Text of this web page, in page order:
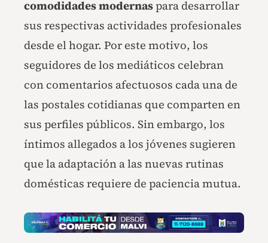
comodidades modernaspara desarrollar
sus respectivas actividades profesionales
desde el hogar. Por este motivo, los
seguidores de los mediáticos celebran
con comentarios afectuosos cada una de
las postales cotidianas que comparten en
sus perfiles públicos. Sin embargo, los
íntimos allegados a los jóvenes sugieren
que la adaptación a las nuevas rutinas
domésticas requiere de paciencia mutua.